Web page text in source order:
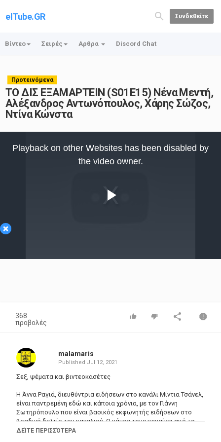
elTube.GR Συνδεθείτε
Βίντεο Σειρές Αρθρα Discord Chat
Προτεινόμενα
ΤΟ ΔΙΣ ΕΞΑΜΑΡΤΕΙΝ (S01E15) Νένα Μεντή,
Αλέξανδρος Αντωνόπουλος, Χάρης Σώζος,
Ντίνα Κώνστα
×
Video
Playback on other Websites has been disabled by
the video owner.
368
προβολές
malamaris
Published Jul 12, 2021
Σεξ, ψέματα και βιντεοκασέτες
Η Άννα Ραγιά, διευθύντρια ειδήσεων στο κανάλι Μίντια Τσάνελ,
είναι παντρεμένη εδώ και κάποια χρόνια, με τον Γιάννη
Σωτηρόπουλο που είναι βασικός εκφωνητής ειδήσεων στο
βραδινό δελτίο του καναλιού. Ο γάμος τους πηγαίνει από το
κακό στο χειρότερο καθώς η Άννα ανακαλύπτει κάθε τόσο
ΔΕΊΤΕ ΠΕΡΙΣΣΌΤΕΡΑ